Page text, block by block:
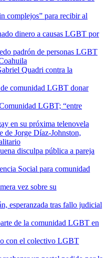
complejos” para recibir al
dinero a causas LGBT por
padrón de personas LGBT
Quadri contra la
comunidad LGBT donar
LGBT; “entre
en su próxima telenovela
de Jorge Díaz-Johnston,
disculpa pública a pareja
Social para comunidad
vez sobre su
esperanzada tras fallo judicial
de la comunidad LGBT en
con el colectivo LGBT